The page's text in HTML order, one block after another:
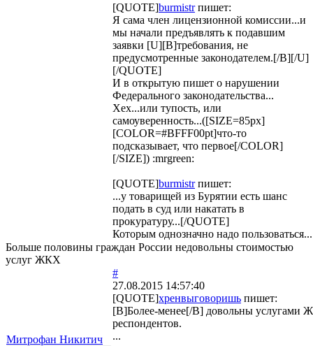
[QUOTE]burmistrпишет:
Я сама член лицензионной комиссии...и
мы начали предъявлять к подавшим
заявки [U][B]требования, не
предусмотренные законодателем.[/B][/U]
[/QUOTE]
И в открытую пишет о нарушении
Федерального законодательства...
Хех...или тупость, или
самоуверенность...([SIZE=85px]
[COLOR=#BFFF00pt]что-то
подсказывает, что первое[/COLOR]
[/SIZE]) :mrgreen:
[QUOTE]burmistrпишет:
...у товарищей из Бурятии есть шанс
подать в суд или накатать в
прокуратуру...[/QUOTE]
Которым однозначно надо пользоваться...
Больше половины граждан России недовольны стоимостью
услуг ЖКХ
Митрофан Никитич
#
27.08.2015 14:57:40
[QUOTE]хренвыговоришь пишет:
[B]Более-менее[/B] довольны услугами
респондентов.
...